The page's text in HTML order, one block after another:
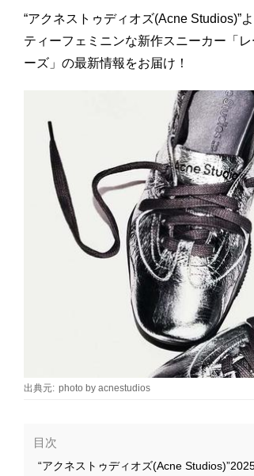
“アクネストゥディオズ(Acne Studios)”
ティーフェミニンな新作スニーカー「
ーズ」の最新情報をお届け！
出典元: photo by acnestudios
目次
“アクネストゥディオズ(Acne